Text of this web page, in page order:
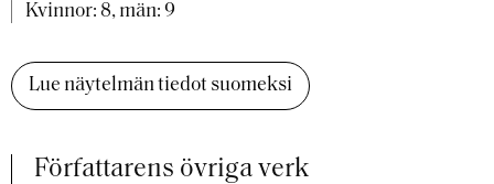
Kvinnor: 8, män: 9
Lue näytelmän tiedot suomeksi
Författarens övriga verk